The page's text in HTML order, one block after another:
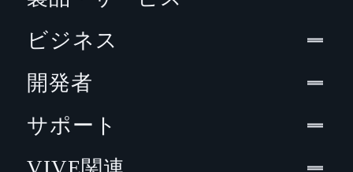
ビジネス
開発者
サポート